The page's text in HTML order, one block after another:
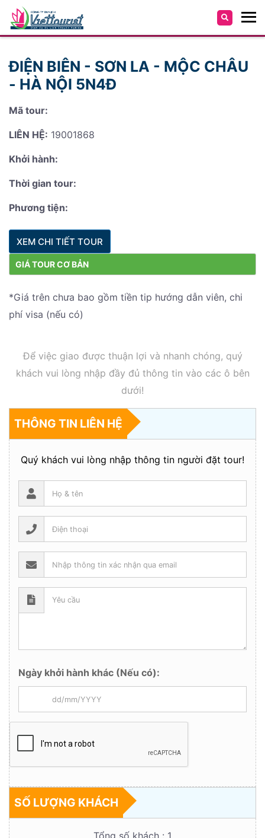
ĐIỆN BIÊN - SƠN LA - MỘC CHÂU
- HÀ NỘI 5N4Đ
Mã tour:
LIÊN HỆ: 19001868
Khởi hành:
Thời gian tour:
Phương tiện:
XEM CHI TIẾT TOUR
GIÁ TOUR CƠ BẢN
*Giá trên chưa bao gồm tiền tip hướng dẫn viên, chi
phí visa (nếu có)
Để việc giao được thuận lợi và nhanh chóng, quý
khách vui lòng nhập đầy đủ thông tin vào các ô bên
dưới!
THÔNG TIN LIÊN HỆ
Quý khách vui lòng nhập thông tin người đặt tour!
Ngày khởi hành khác (Nếu có):
SỐ LƯỢNG KHÁCH
Tổng số khách : 1